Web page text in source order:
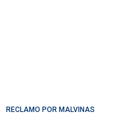
RECLAMO POR MALVINAS